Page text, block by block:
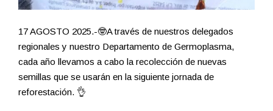
17 AGOSTO 2025.-🤓A través de nuestros delegados
regionales y nuestro Departamento de Germoplasma,
cada año llevamos a cabo la recolección de nuevas
semillas que se usarán en la siguiente jornada de
reforestación. 👌